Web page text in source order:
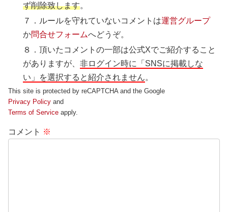
ず削除致します。
７．ルールを守れていないコメントは運営グループ
か問合せフォームへどうぞ。
８．頂いたコメントの一部は公式Xでご紹介すること
がありますが、非ログイン時に「SNSに掲載しな
い」を選択すると紹介されません。
This site is protected by reCAPTCHA and the Google
Privacy Policy and
Terms of Service apply.
コメント ※